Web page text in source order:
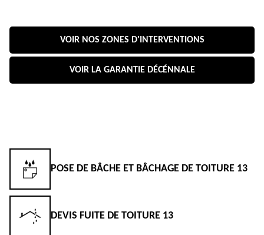
VOIR NOS ZONES D'INTERVENTIONS
VOIR LA GARANTIE DÉCÉNNALE
POSE DE BÂCHE ET BÂCHAGE DE TOITURE 13
DEVIS FUITE DE TOITURE 13